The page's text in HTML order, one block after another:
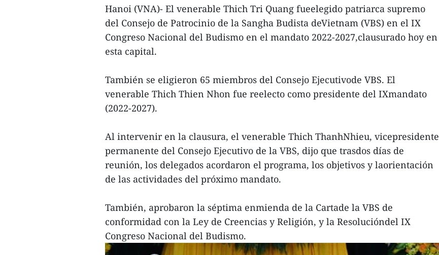
Hanoi (VNA)- El venerable Thich Tri Quang fueelegido patriarca supremo
del Consejo de Patrocinio de la Sangha Budista deVietnam (VBS) en el IX
Congreso Nacional del Budismo en el mandato 2022-2027,clausurado hoy en
esta capital.
También se eligieron 65 miembros del Consejo Ejecutivode VBS. El
venerable Thich Thien Nhon fue reelecto como presidente del IXmandato
(2022-2027).
Al intervenir en la clausura, el venerable Thich ThanhNhieu, vicepresidente
permanente del Consejo Ejecutivo de la VBS, dijo que trasdos días de
reunión, los delegados acordaron el programa, los objetivos y laorientación
de las actividades del próximo mandato.
También, aprobaron la séptima enmienda de la Cartade la VBS de
conformidad con la Ley de Creencias y Religión, y la Resolucióndel IX
Congreso Nacional del Budismo.